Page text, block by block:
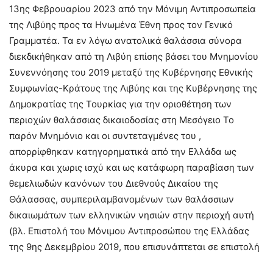
13ης Φεβρουαρίου 2023 από την Μόνιμη Αντιπροσωπεία
της Λιβύης προς τα Ηνωμένα Έθνη προς τον Γενικό
Γραμματέα. Τα εν λόγω ανατολικά θαλάσσια σύνορα
διεκδικήθηκαν από τη Λιβύη επίσης βάσει του Μνημονίου
Συνεννόησης του 2019 μεταξύ της Κυβέρνησης Εθνικής
Συμφωνίας-Κράτους της Λιβύης και της Κυβέρνησης της
Δημοκρατίας της Τουρκίας για την οριοθέτηση των
περιοχών θαλάσσιας δικαιοδοσίας στη Μεσόγειο Το
παρόν Μνημόνιο και οι συντεταγμένες του ,
απορρίφθηκαν κατηγορηματικά από την Ελλάδα ως
άκυρα και χωρις ισχύ και ως κατάφωρη παραβίαση των
θεμελιωδών κανόνων του Διεθνούς Δικαίου της
Θάλασσας, συμπεριλαμβανομένων των θαλάσσιων
δικαιωμάτων των ελληνικών νησιών στην περιοχή αυτή
(βλ. Επιστολή του Μόνιμου Αντιπροσώπου της Ελλάδας
της 9ης Δεκεμβρίου 2019, που επισυνάπτεται σε επιστολή